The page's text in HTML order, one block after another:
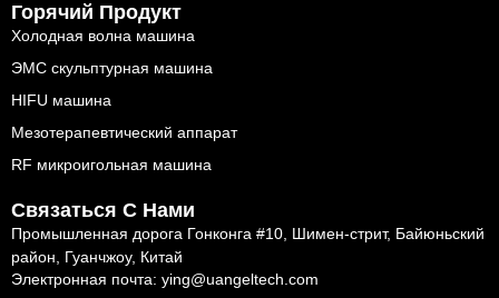
Горячий Продукт
Холодная волна машина
ЭМС скульптурная машина
HIFU машина
Мезотерапевтический аппарат
RF микроигольная машина
Связаться С Нами
Промышленная дорога Гонконга #10, Шимен-стрит, Байюньский
район, Гуанчжоу, Китай
Электронная почта: ying@uangeltech.com